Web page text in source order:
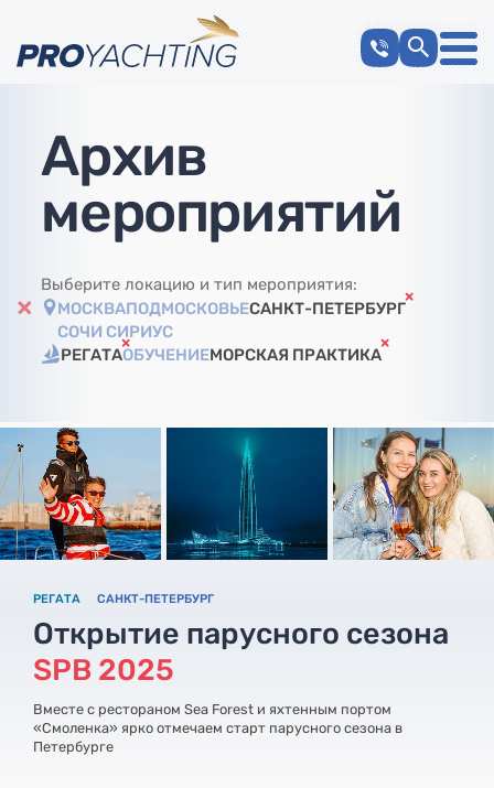
Архив
мероприятий
Выберите локацию и тип мероприятия:
МОСКВАПОДМОСКОВЬЕСАНКТ-ПЕТЕРБУРГ
СОЧИ СИРИУС
РЕГАТАОБУЧЕНИЕМОРСКАЯ ПРАКТИКА
РЕГАТА САНКТ-ПЕТЕРБУРГ
Открытие парусного сезона
SPB 2025
Вместе с рестораном Sea Forest и яхтенным портом
«Смоленка» ярко отмечаем старт парусного сезона в
Петербурге